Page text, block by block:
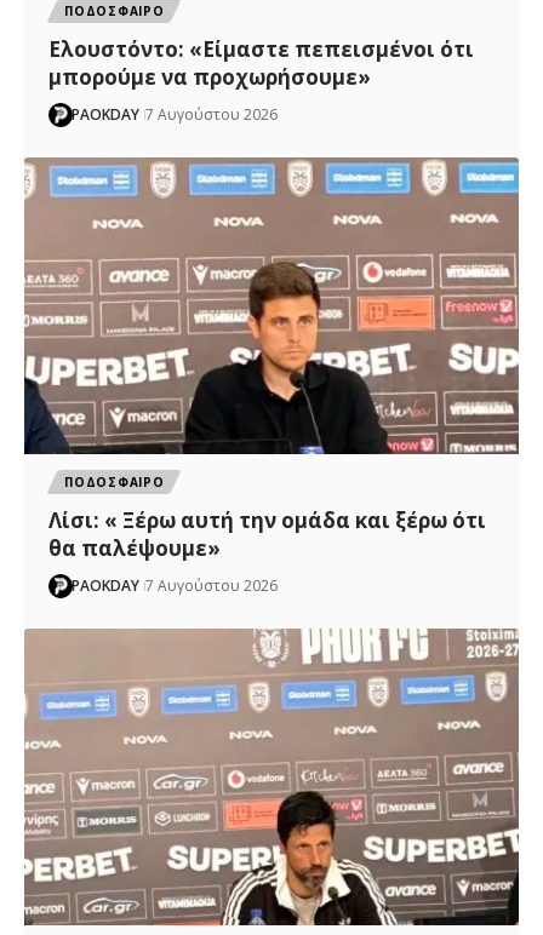
ΠΟΔΟΣΦΑΙΡΟ
Ελουστόντο: «Είμαστε πεπεισμένοι ότι
μπορούμε να προχωρήσουμε»
PAOKDAY 7 Αυγούστου 2026
ΠΟΔΟΣΦΑΙΡΟ
Λίσι: « Ξέρω αυτή την ομάδα και ξέρω ότι
θα παλέψουμε»
PAOKDAY 7 Αυγούστου 2026